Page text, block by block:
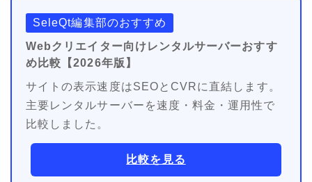
SeleQt編集部のおすすめ
Webクリエイター向けレンタルサーバーおすす
め比較【2026年版】
サイトの表示速度はSEOとCVRに直結します。
主要レンタルサーバーを速度・料金・運用性で
比較しました。
比較を見る